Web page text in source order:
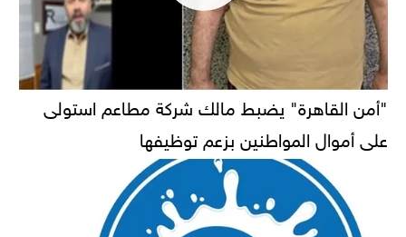
"أمن القاهرة" يضبط مالك شركة مطاعم استولى
على أموال المواطنين بزعم توظيفها